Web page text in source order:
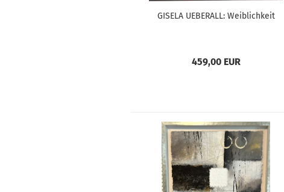
GISELA UEBERALL: Weiblichkeit
459,00 EUR